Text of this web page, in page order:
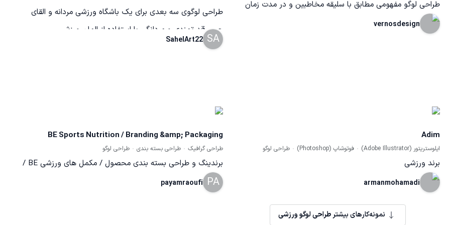
طراحی لوگو مفهومی مطابق با سلیقه مخاطبین و در مدت زمان
فوق العاده کم
vernosdesign
طراحی لوگوی سه بعدی برای یک باشگاه ورزشی مردانه و القای
حس قدرتمندی و مردانگی با استفاده از المان ورزشی
SA
SahelArt22
Adim
ایلوستریتور (Adobe Illustrator) فوتوشاپ (Photoshop) طراحی لوگو
برند ورزشی
armanmohamadi
BE Sports Nutrition / Branding &amp; Packaging
طراحی گرافیک طراحی بسته بندی طراحی لوگو
برندینگ و طراحی بسته بندی محصول / مکمل های ورزشی BE /
تولید کشور اتریش / نمونه بسته بندی Iso CFM
PA
payamraoufi
نمونه‌کارهای بیشتر طراحی لوگو ورزشی